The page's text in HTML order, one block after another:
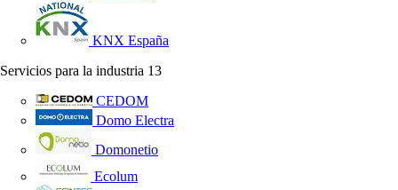
KNX España
Servicios para la industria 13
CEDOM
Domo Electra
Domonetio
Ecolum